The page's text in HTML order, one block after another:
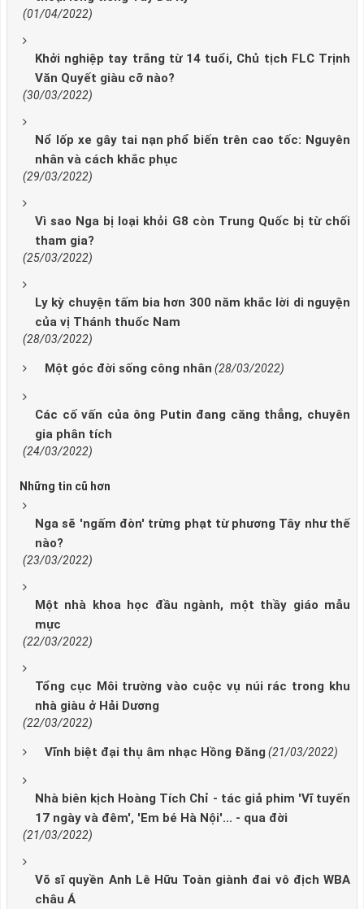
(01/04/2022)
Khởi nghiệp tay trắng từ 14 tuổi, Chủ tịch FLC Trịnh
Văn Quyết giàu cỡ nào?
(30/03/2022)
Nổ lốp xe gây tai nạn phổ biến trên cao tốc: Nguyên
nhân và cách khắc phục
(29/03/2022)
Vì sao Nga bị loại khỏi G8 còn Trung Quốc bị từ chối
tham gia?
(25/03/2022)
Ly kỳ chuyện tấm bia hơn 300 năm khắc lời di nguyện
của vị Thánh thuốc Nam
(28/03/2022)
Một góc đời sống công nhân (28/03/2022)
Các cố vấn của ông Putin đang căng thẳng, chuyên
gia phân tích
(24/03/2022)
Những tin cũ hơn
Nga sẽ 'ngấm đòn' trừng phạt từ phương Tây như thế
nào?
(23/03/2022)
Một nhà khoa học đầu ngành, một thầy giáo mẫu
mực
(22/03/2022)
Tổng cục Môi trường vào cuộc vụ núi rác trong khu
nhà giàu ở Hải Dương
(22/03/2022)
Vĩnh biệt đại thụ âm nhạc Hồng Đăng (21/03/2022)
Nhà biên kịch Hoàng Tích Chỉ - tác giả phim 'Vĩ tuyến
17 ngày và đêm', 'Em bé Hà Nội'... - qua đời
(21/03/2022)
Võ sĩ quyền Anh Lê Hữu Toàn giành đai vô địch WBA
châu Á